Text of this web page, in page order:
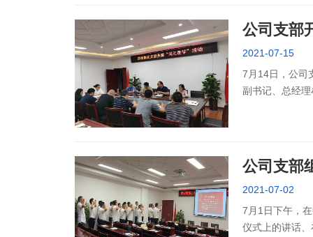
公司支部
2021-07-15
7月14日，公司
副书记、总经
公司支部
2021-07-02
7月1日下午，
仪式上的讲话